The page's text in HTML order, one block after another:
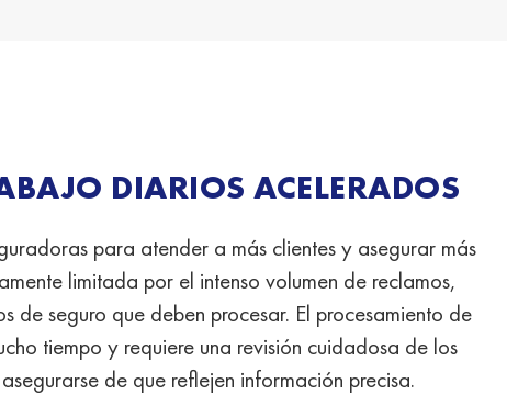
DIARIOS ACELERADOS
para atender a más clientes y asegurar más
limitada por el intenso volumen de reclamos,
de seguro que deben procesar. El procesamiento de
tiempo y requiere una revisión cuidadosa de los
de que reflejen información precisa.